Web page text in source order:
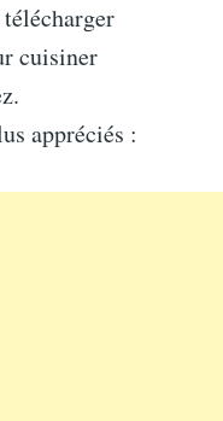
télécharger
cuisiner
appréciés :